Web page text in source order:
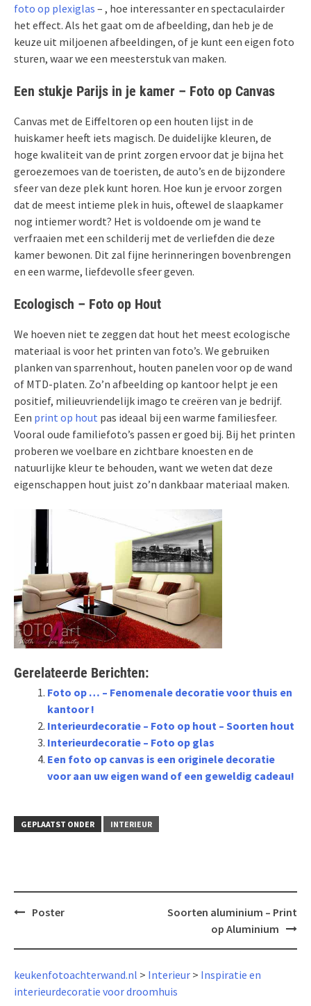
foto op plexiglas – , hoe interessanter en spectaculairder
het effect. Als het gaat om de afbeelding, dan heb je de
keuze uit miljoenen afbeeldingen, of je kunt een eigen foto
sturen, waar we een meesterstuk van maken.
Een stukje Parijs in je kamer – Foto op Canvas
Canvas met de Eiffeltoren op een houten lijst in de
huiskamer heeft iets magisch. De duidelijke kleuren, de
hoge kwaliteit van de print zorgen ervoor dat je bijna het
geroezemoes van de toeristen, de auto’s en de bijzondere
sfeer van deze plek kunt horen. Hoe kun je ervoor zorgen
dat de meest intieme plek in huis, oftewel de slaapkamer
nog intiemer wordt? Het is voldoende om je wand te
verfraaien met een schilderij met de verliefden die deze
kamer bewonen. Dit zal fijne herinneringen bovenbrengen
en een warme, liefdevolle sfeer geven.
Ecologisch – Foto op Hout
We hoeven niet te zeggen dat hout het meest ecologische
materiaal is voor het printen van foto’s. We gebruiken
planken van sparrenhout, houten panelen voor op de wand
of MTD-platen. Zo’n afbeelding op kantoor helpt je een
positief, milieuvriendelijk imago te creëren van je bedrijf.
Een print op hout pas ideaal bij een warme familiesfeer.
Vooral oude familiefoto’s passen er goed bij. Bij het printen
proberen we voelbare en zichtbare knoesten en de
natuurlijke kleur te behouden, want we weten dat deze
eigenschappen hout juist zo’n dankbaar materiaal maken.
Gerelateerde Berichten:
Foto op … – Fenomenale decoratie voor thuis en
kantoor !
Interieurdecoratie – Foto op hout – Soorten hout
Interieurdecoratie – Foto op glas
Een foto op canvas is een originele decoratie
voor aan uw eigen wand of een geweldig cadeau!
GEPLAATST ONDER INTERIEUR
Bericht
Poster
Soorten aluminium – Print
op Aluminium
keukenfotoachterwand.nl > Interieur > Inspiratie en
interieurdecoratie voor droomhuis